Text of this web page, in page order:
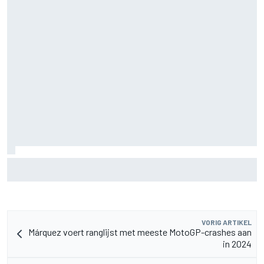
VORIG ARTIKEL
Márquez voert ranglijst met meeste MotoGP-crashes aan
in 2024